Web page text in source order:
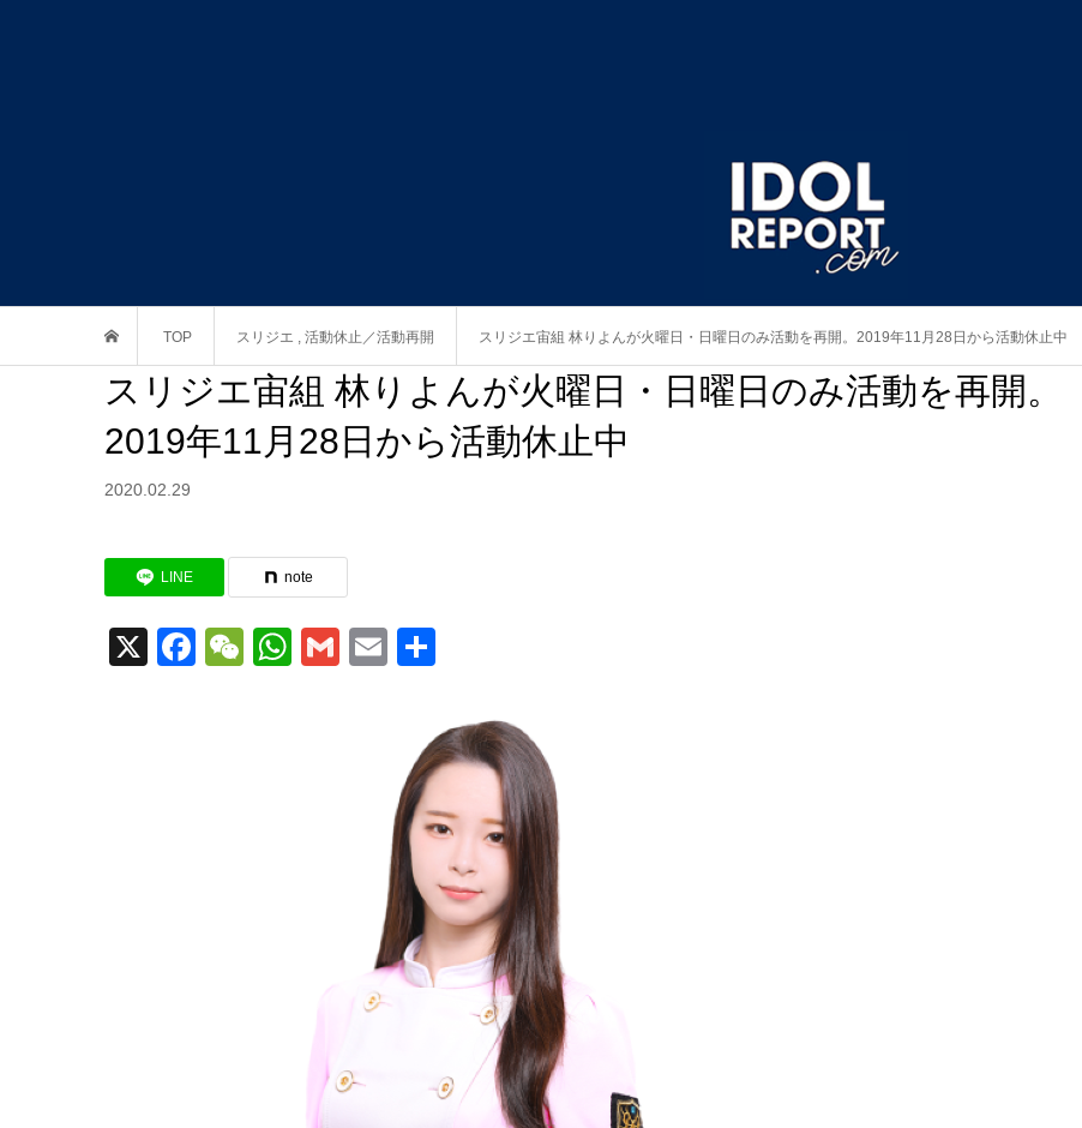
TOP スリジエ , 活動休止／活動再開 スリジエ宙組 林りよんが火曜日・日曜日のみ活動を再開。2019年11月28日から活動休止中
スリジエ宙組 林りよんが火曜日・日曜日のみ活動を再開。
2019年11月28日から活動休止中
2020.02.29
LINE note
X Facebook
WeChat
WhatsApp
GmailEmail